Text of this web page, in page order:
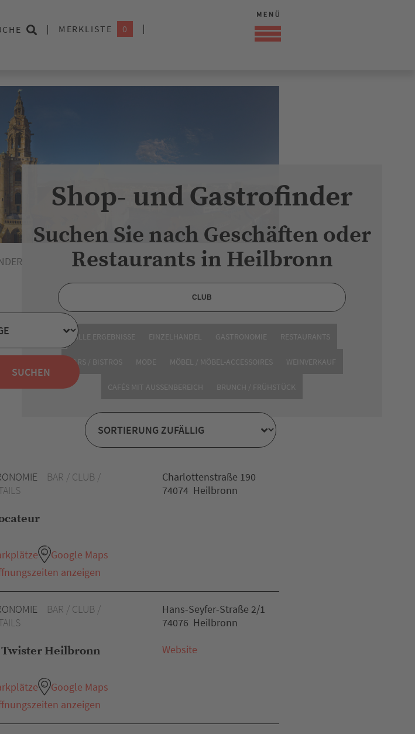
MERKLISTE 0
Shop- und Gastrofinder
Suchen Sie nach Geschäften oder
Restaurants in Heilbronn
ALLE ERGEBNISSE EINZELHANDEL GASTRONOMIE RESTAURANTS
BARS / BISTROS MODE MÖBEL / MÖBEL-ACCESSOIRES WEINVERKAUF
CAFÉS MIT AUSSENBEREICH BRUNCH / FRÜHSTÜCK
BAR / CLUB /
Google Maps
anzeigen
Charlottenstraße 190
74074 Heilbronn
BAR / CLUB /
Heilbronn
Google Maps
anzeigen
Hans-Seyfer-Straße 2/1
74076 Heilbronn
Website